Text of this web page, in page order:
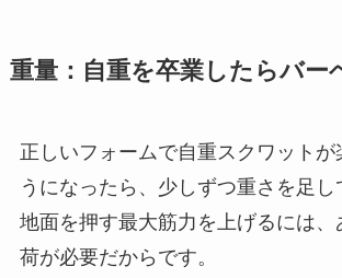
重量：自重を卒業したらバー
正しいフォームで自重スクワットが
うになったら、少しずつ重さを足し
地面を押す最大筋力を上げるには、
荷が必要だからです。